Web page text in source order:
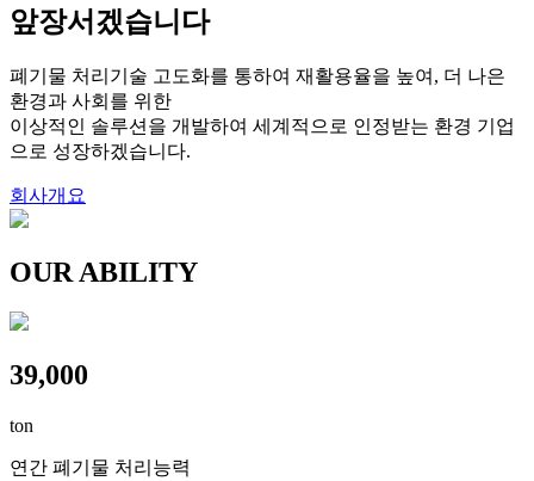
앞장서겠습니다
폐기물 처리기술 고도화를 통하여 재활용율을 높여, 더 나은
환경과 사회를 위한
이상적인 솔루션을 개발하여 세계적으로 인정받는 환경 기업
으로 성장하겠습니다.
회사개요
OUR ABILITY
39,000
ton
연간 폐기물 처리능력